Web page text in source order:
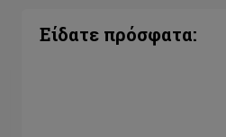
Είδατε πρόσφατα: